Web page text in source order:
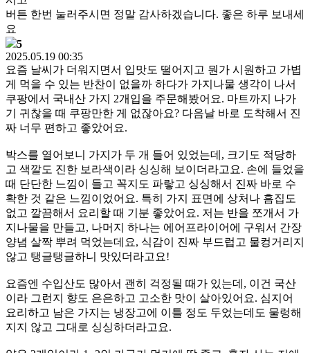
버튼 한번 눌러주시면 정말 감사하겠습니다. 좋은 하루 보내세
요
5
2025.05.19 00:35
요즘 날씨가 더워지면서 입맛도 떨어지고 뭔가 시원하고 가볍
게 먹을 수 있는 반찬이 없을까 하다가 가지나물 생각이 나서
쿠팡에서 국내산 가지 2개입을 주문해봤어요. 마트까지 나가
기 귀찮을 때 쿠팡만한 게 없잖아요? 다음날 바로 도착해서 진
짜 너무 편하고 좋았어요.
박스를 열어보니 가지가 두 개 들어 있었는데, 크기도 적당하
고 색깔도 진한 보라색이라 싱싱해 보이더라고요. 손에 들었을
때 단단한 느낌이 들고 꼭지도 파랗고 싱싱해서 진짜 바로 수
확한 것 같은 느낌이었어요. 특히 가지 표면에 상처나 흠집도
없고 깔끔해서 요리할 때 기분 좋았어요. 저는 반을 쪼개서 가
지나물을 만들고, 나머지 하나는 에어프라이어에 구워서 간장
양념 살짝 뿌려 먹었는데요, 식감이 진짜 부드럽고 물컹거리지
않고 탱글탱글하니 맛있더라고요!
요즘엔 수입산도 많아서 괜히 걱정될 때가 있는데, 이건 국산
이라 그런지 향도 은은하고 고소한 맛이 살아있어요. 심지어
요리하고 남은 가지는 냉장고에 이틀 정도 두었는데도 물렁해
지지 않고 그대로 싱싱하더라고요.